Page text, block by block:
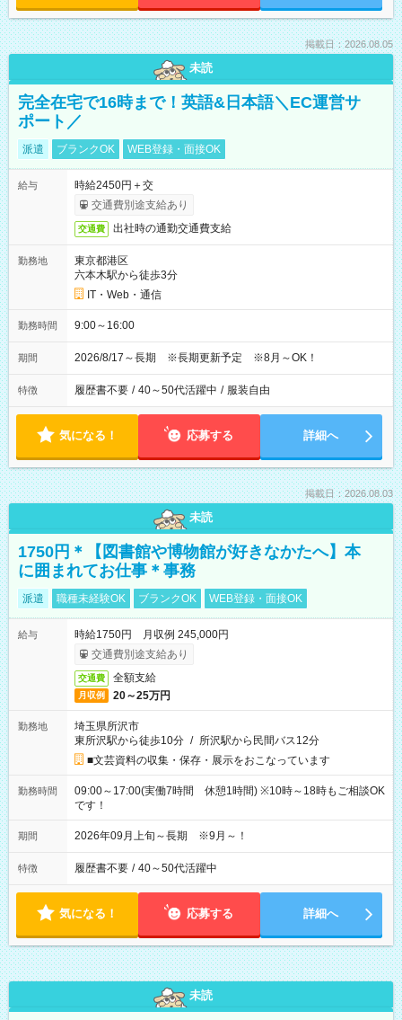
掲載日：2026.08.05
未読
完全在宅で16時まで！英語&日本語＼EC運営サ
ポート／
派遣 ブランクOK WEB登録・面接OK
給与
時給2450円＋交
交通費別途支給あり
交通費 出社時の通勤交通費支給
勤務地
東京都港区
六本木駅から徒歩3分
IT・Web・通信
勤務時間 9:00～16:00
期間 2026/8/17～長期 ※長期更新予定 ※8月～OK！
特徴 履歴書不要 / 40～50代活躍中 / 服装自由
気になる！ 応募する 詳細へ
掲載日：2026.08.03
未読
1750円＊【図書館や博物館が好きなかたへ】本
に囲まれてお仕事＊事務
派遣 職種未経験OK ブランクOK WEB登録・面接OK
給与
時給1750円 月収例 245,000円
交通費別途支給あり
交通費 全額支給
月収例 20～25万円
勤務地
埼玉県所沢市
東所沢駅から徒歩10分 / 所沢駅から民間バス12分
■文芸資料の収集・保存・展示をおこなっています
勤務時間
09:00～17:00(実働7時間 休憩1時間) ※10時～18時もご相談OK
です！
期間 2026年09月上旬～長期 ※9月～！
特徴 履歴書不要 / 40～50代活躍中
気になる！ 応募する 詳細へ
未読